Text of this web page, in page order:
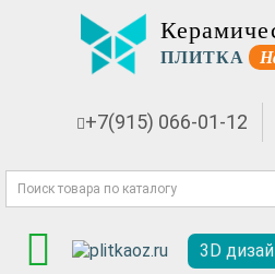
ПЛИТКА
+7(915) 066-01-12
3D